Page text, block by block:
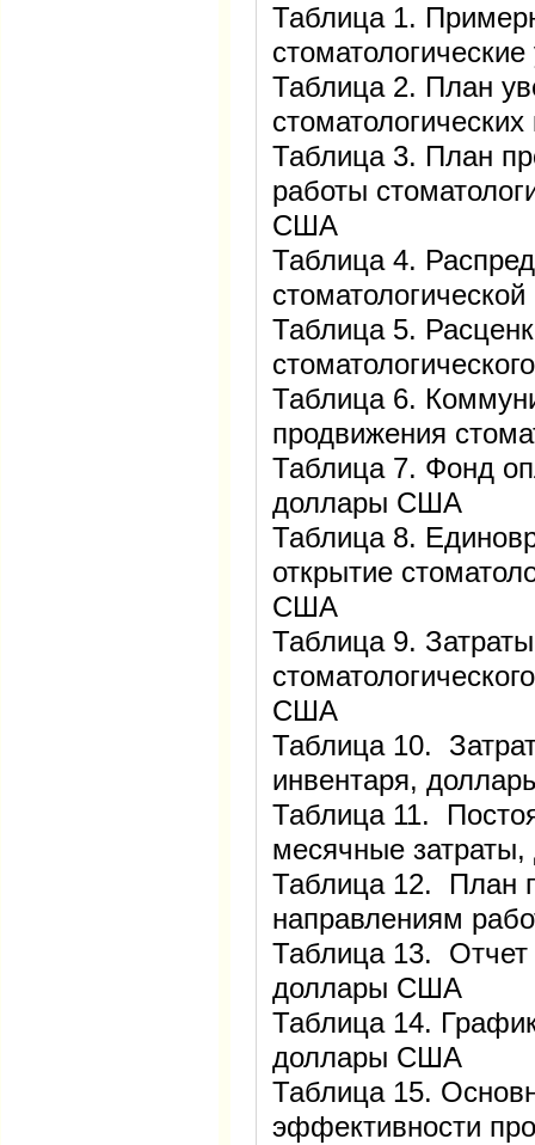
Таблица 1.
Таблица 2. План
стоматологических
Таблица 3. План
работы
США
Таблица 4.
Таблица 5.
Таблица 6.
продвижения
Таблица 7. Фонд
доллары США
Таблица 8.
открытие
США
Таблица 9.
США
Таблица 10.
инвентаря,
Таблица 11.
месячные
Таблица 12. План
направлениям
Таблица 13.
доллары США
Таблица 14.
доллары США
Таблица 15.
эффективности